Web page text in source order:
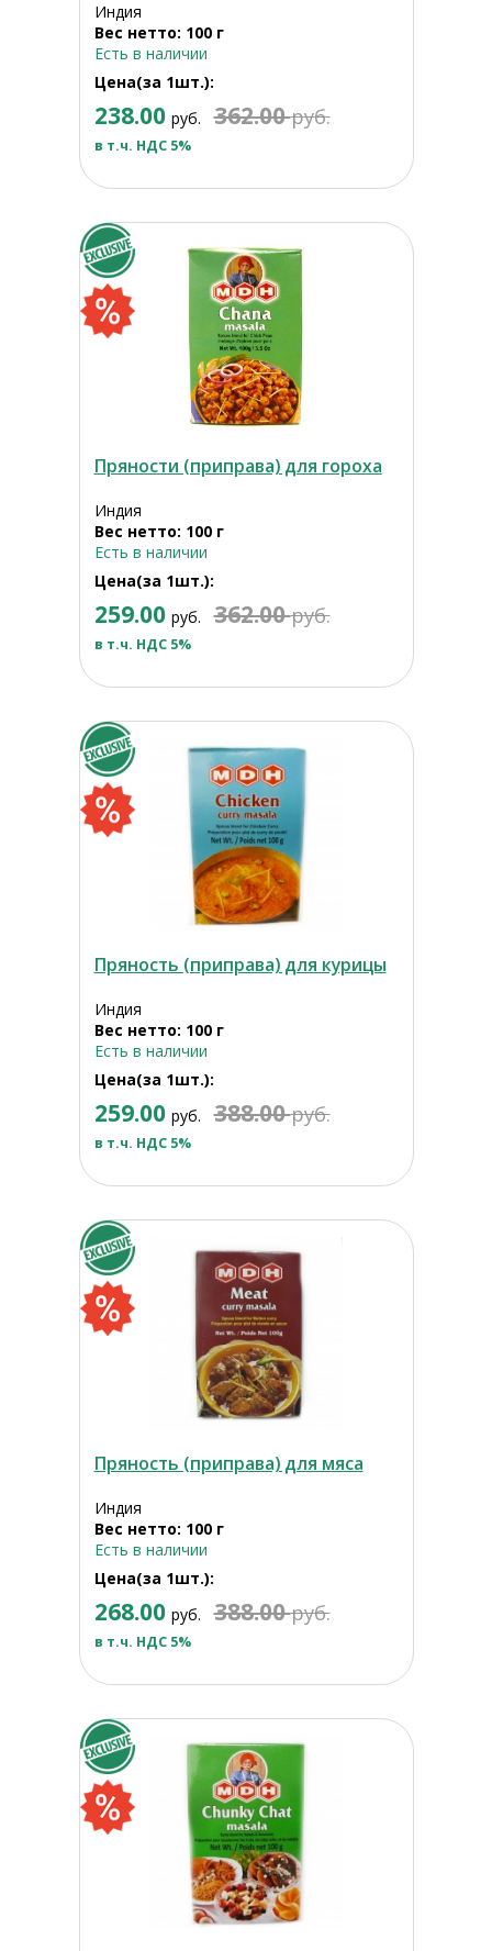
Индия
Вес нетто: 100 г
Есть в наличии
Цена(за 1шт.):
238.00 руб. 362.00руб.
в т.ч. НДС 5%
Пряности (приправа) для гороха
Индия
Вес нетто: 100 г
Есть в наличии
Цена(за 1шт.):
259.00 руб. 362.00руб.
в т.ч. НДС 5%
Пряность (приправа) для курицы
Индия
Вес нетто: 100 г
Есть в наличии
Цена(за 1шт.):
259.00 руб. 388.00руб.
в т.ч. НДС 5%
Пряность (приправа) для мяса
Индия
Вес нетто: 100 г
Есть в наличии
Цена(за 1шт.):
268.00 руб. 388.00руб.
в т.ч. НДС 5%